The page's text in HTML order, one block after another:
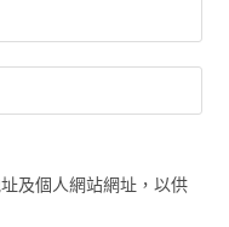
及個人網站網址，以供